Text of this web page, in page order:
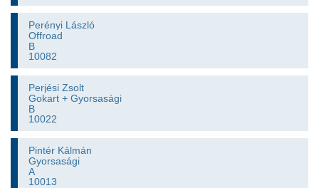
Perényi László
Offroad
B
10082
Perjési Zsolt
Gokart + Gyorsasági
B
10022
Pintér Kálmán
Gyorsasági
A
10013